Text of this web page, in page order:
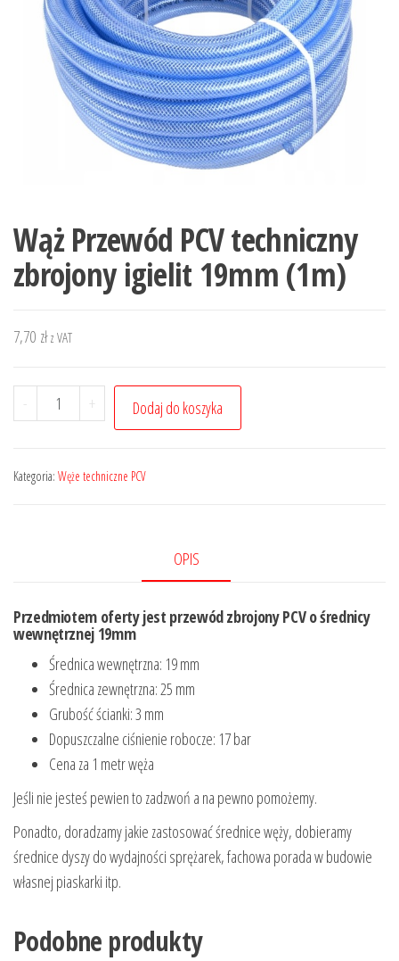
Wąż Przewód PCV techniczny
zbrojony igielit 19mm (1m)
7,70 zł z VAT
-
ilość
Wąż
PCV
+ Dodaj do koszyka
Kategoria: Węże techniczne PCV
OPIS
Przedmiotem oferty jest przewód zbrojony PCV o średnicy
wewnętrznej 19mm
Średnica wewnętrzna: 19 mm
Średnica zewnętrzna: 25 mm
Grubość ścianki: 3 mm
Dopuszczalne ciśnienie robocze: 17 bar
Cena za 1 metr węża
Jeśli nie jesteś pewien to zadzwoń a na pewno pomożemy.
Ponadto, doradzamy jakie zastosować średnice węży, dobieramy
średnice dyszy do wydajności sprężarek, fachowa porada w budowie
własnej piaskarki itp.
Podobne produkty